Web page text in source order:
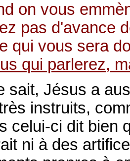
on vous
pas d'avance
qui vous sera
qui parlerez,
sait, Jésus a
instruits,
celui-ci dit bien
ni à des